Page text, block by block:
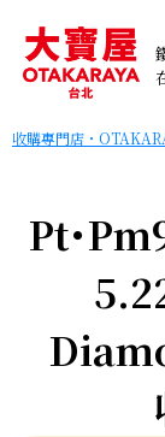
收購專門店・
Pt･